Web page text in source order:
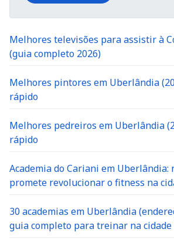
Melhores televisões para assistir à
(guia completo 2026)
Melhores pintores em Uberlândia
rápido
Melhores pedreiros em Uberlândia
rápido
Academia do Cariani em Uberlândia:
promete revolucionar o fitness na
30 academias em Uberlândia
guia completo para treinar na cidade